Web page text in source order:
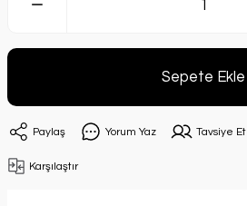
Sepete Ekle
Paylaş Yorum Yaz Tavsiye Et
Karşılaştır